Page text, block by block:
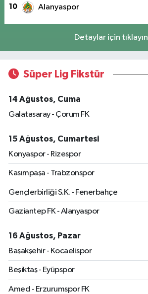
10 Alanyaspor
Detaylar için tıklayın
Süper Lig Fikstür
14 Ağustos, Cuma
Galatasaray - Çorum FK
15 Ağustos, Cumartesi
Konyaspor - Rizespor
Kasımpaşa - Trabzonspor
Gençlerbirliği S.K. - Fenerbahçe
Gaziantep FK - Alanyaspor
16 Ağustos, Pazar
Başakşehir - Kocaelispor
Beşiktaş - Eyüpspor
Amed - Erzurumspor FK